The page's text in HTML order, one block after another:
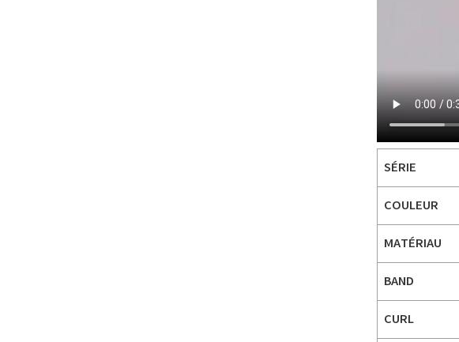
SÉRIE
COULEUR
MATÉRIAU
BAND
CURL